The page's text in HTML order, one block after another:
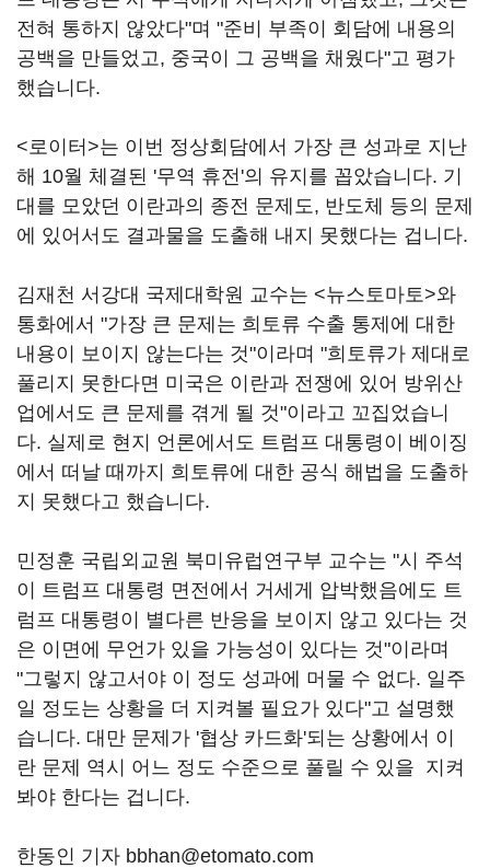
전혀 통하지 않았다"며 "준비 부족이 회담에 내용의
공백을 만들었고, 중국이 그 공백을 채웠다"고 평가
했습니다.
<로이터>는 이번 정상회담에서 가장 큰 성과로 지난
해 10월 체결된 '무역 휴전'의 유지를 꼽았습니다. 기
대를 모았던 이란과의 종전 문제도, 반도체 등의 문제
에 있어서도 결과물을 도출해 내지 못했다는 겁니다.
김재천 서강대 국제대학원 교수는 <뉴스토마토>와
통화에서 "가장 큰 문제는 희토류 수출 통제에 대한
내용이 보이지 않는다는 것"이라며 "희토류가 제대로
풀리지 못한다면 미국은 이란과 전쟁에 있어 방위산
업에서도 큰 문제를 겪게 될 것"이라고 꼬집었습니
다. 실제로 현지 언론에서도 트럼프 대통령이 베이징
에서 떠날 때까지 희토류에 대한 공식 해법을 도출하
지 못했다고 했습니다.
민정훈 국립외교원 북미유럽연구부 교수는 "시 주석
이 트럼프 대통령 면전에서 거세게 압박했음에도 트
럼프 대통령이 별다른 반응을 보이지 않고 있다는 것
은 이면에 무언가 있을 가능성이 있다는 것"이라며
"그렇지 않고서야 이 정도 성과에 머물 수 없다. 일주
일 정도는 상황을 더 지켜볼 필요가 있다"고 설명했
습니다. 대만 문제가 '협상 카드화'되는 상황에서 이
란 문제 역시 어느 정도 수준으로 풀릴 수 있을 지켜
봐야 한다는 겁니다.
한동인 기자 bbhan@etomato.com